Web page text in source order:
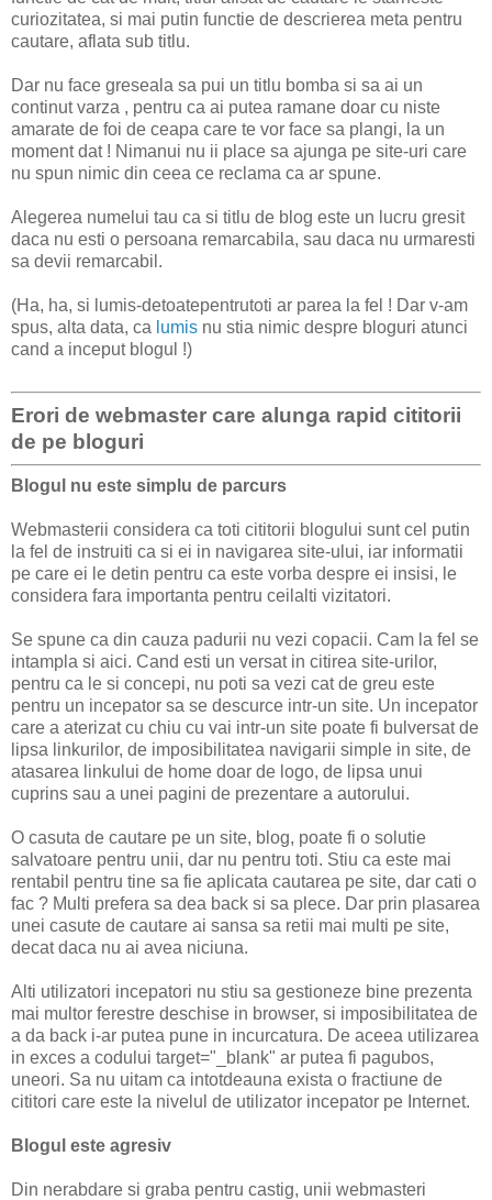
curiozitatea, si mai putin functie de descrierea meta pentru
cautare, aflata sub titlu.
Dar nu face greseala sa pui un titlu bomba si sa ai un
continut varza , pentru ca ai putea ramane doar cu niste
amarate de foi de ceapa care te vor face sa plangi, la un
moment dat ! Nimanui nu ii place sa ajunga pe site-uri care
nu spun nimic din ceea ce reclama ca ar spune.
Alegerea numelui tau ca si titlu de blog este un lucru gresit
daca nu esti o persoana remarcabila, sau daca nu urmaresti
sa devii remarcabil.
(Ha, ha, si lumis-detoatepentrutoti ar parea la fel ! Dar v-am
spus, alta data, ca lumis nu stia nimic despre bloguri atunci
cand a inceput blogul !)
Erori de webmaster care alunga rapid cititorii
de pe bloguri
Blogul nu este simplu de parcurs
Webmasterii considera ca toti cititorii blogului sunt cel putin
la fel de instruiti ca si ei in navigarea site-ului, iar informatii
pe care ei le detin pentru ca este vorba despre ei insisi, le
considera fara importanta pentru ceilalti vizitatori.
Se spune ca din cauza padurii nu vezi copacii. Cam la fel se
intampla si aici. Cand esti un versat in citirea site-urilor,
pentru ca le si concepi, nu poti sa vezi cat de greu este
pentru un incepator sa se descurce intr-un site. Un incepator
care a aterizat cu chiu cu vai intr-un site poate fi bulversat de
lipsa linkurilor, de imposibilitatea navigarii simple in site, de
atasarea linkului de home doar de logo, de lipsa unui
cuprins sau a unei pagini de prezentare a autorului.
O casuta de cautare pe un site, blog, poate fi o solutie
salvatoare pentru unii, dar nu pentru toti. Stiu ca este mai
rentabil pentru tine sa fie aplicata cautarea pe site, dar cati o
fac ? Multi prefera sa dea back si sa plece. Dar prin plasarea
unei casute de cautare ai sansa sa retii mai multi pe site,
decat daca nu ai avea niciuna.
Alti utilizatori incepatori nu stiu sa gestioneze bine prezenta
mai multor ferestre deschise in browser, si imposibilitatea de
a da back i-ar putea pune in incurcatura. De aceea utilizarea
in exces a codului target="_blank" ar putea fi pagubos,
uneori. Sa nu uitam ca intotdeauna exista o fractiune de
cititori care este la nivelul de utilizator incepator pe Internet.
Blogul este agresiv
Din nerabdare si graba pentru castig, unii webmasteri